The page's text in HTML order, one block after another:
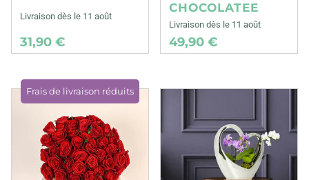
Livraison dès le 11 août
31,90 €
CHOCOLATEE
Livraison dès le 11 août
49,90 €
Frais de livraison réduits